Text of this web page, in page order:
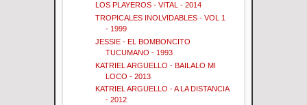
LOS PLAYEROS - VITAL - 2014
TROPICALES INOLVIDABLES - VOL 1
- 1999
JESSIE - EL BOMBONCITO
TUCUMANO - 1993
KATRIEL ARGUELLO - BAILALO MI
LOCO - 2013
KATRIEL ARGUELLO - A LA DISTANCIA
- 2012